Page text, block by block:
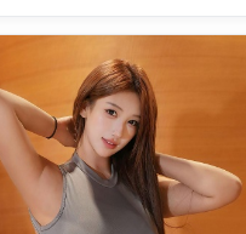
适合喜欢冒险题材的观众观看。